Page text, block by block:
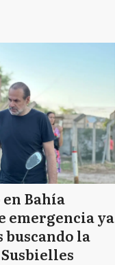
Bahía
emergencia ya
buscando la